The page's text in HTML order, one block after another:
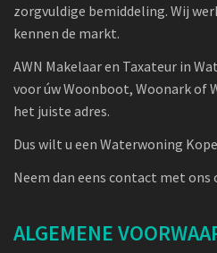
zorgvuldige bemiddeling. Wij
kennen de markt.
AWN Makelaar en Taxateur in
voor úw Woonboot, Woonark of
het juiste adres.
Dus wilt u een Waterwoning
Neem dan eens contact met ons
ALGEMENE